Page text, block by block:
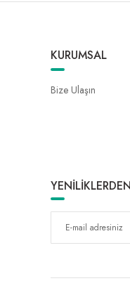
KURUMSAL
Bize Ulaşın